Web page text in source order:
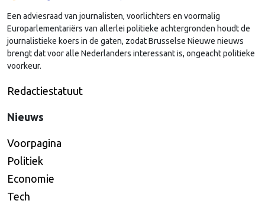
Een adviesraad van journalisten, voorlichters en voormalig
Europarlementariërs van allerlei politieke achtergronden houdt de
journalistieke koers in de gaten, zodat Brusselse Nieuwe nieuws
brengt dat voor alle Nederlanders interessant is, ongeacht politieke
voorkeur.
Redactiestatuut
Nieuws
Voorpagina
Politiek
Economie
Tech